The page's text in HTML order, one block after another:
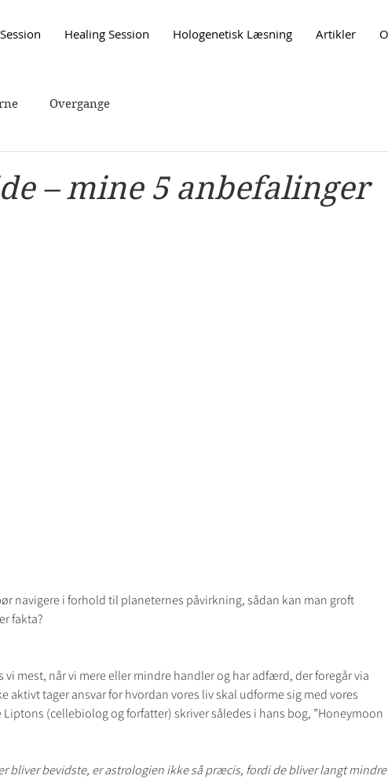
Healing Session Hologenetisk Læsning Artikler
Overgange
– mine 5 anbefalinger
navigere i forhold til planeternes påvirkning, sådan kan man groft
fakta?
vi mest, når vi mere eller mindre handler og har adfærd, der foregår via
aktivt tager ansvar for hvordan vores liv skal udforme sig med vores
(cellebiolog og forfatter) skriver således i hans bog, ”Honeymoon
bliver bevidste, er astrologien ikke så præcis, fordi de bliver langt mindre